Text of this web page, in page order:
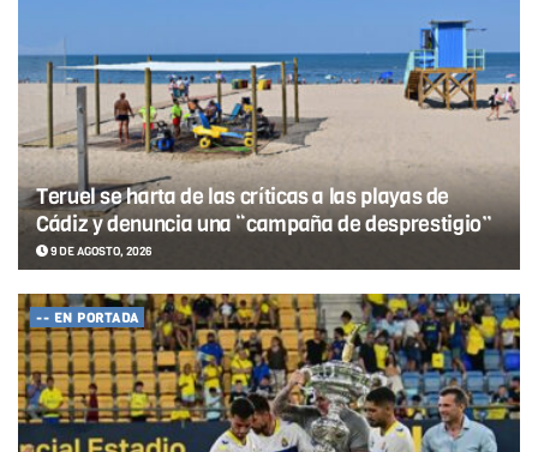
Teruel se harta de las críticas a las playas de
Cádiz y denuncia una “campaña de desprestigio”
9 DE AGOSTO, 2026
-- EN PORTADA